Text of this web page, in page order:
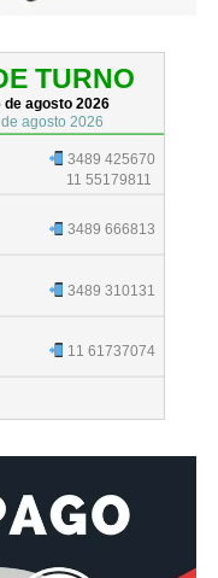
TURNO
de agosto 2026
agosto 2026
3489 425670
11 55179811
3489 666813
3489 310131
11 61737074